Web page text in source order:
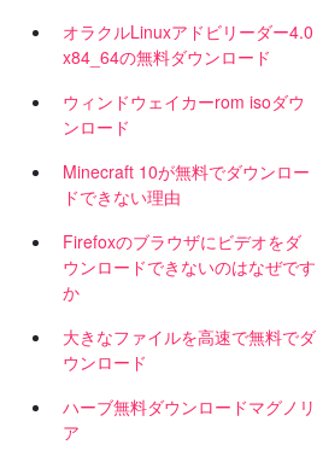
オラクルLinuxアドビリーダー4.0
x84_64の無料ダウンロード
ウィンドウェイカーrom isoダウ
ンロード
Minecraft 10が無料でダウンロー
ドできない理由
Firefoxのブラウザにビデオをダ
ウンロードできないのはなぜです
か
大きなファイルを高速で無料でダ
ウンロード
ハーブ無料ダウンロードマグノリ
ア